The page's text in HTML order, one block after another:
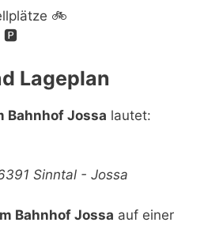
🚲
🅿️
Lageplan
Bahnhof Jossa lautet:
Sinntal - Jossa
Bahnhof Jossa auf einer